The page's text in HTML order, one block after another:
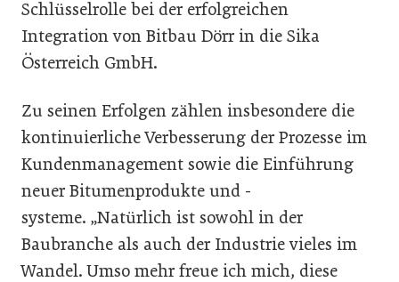
Schlüsselrolle bei der erfolgreichen
Integration von Bitbau Dörr in die Sika
Österreich GmbH.
Zu seinen Erfolgen zählen insbesondere die
kontinuierliche Verbesserung der Prozesse im
Kundenmanagement sowie die Einführung
neuer Bitumenprodukte und -
systeme. „Natürlich ist sowohl in der
Baubranche als auch der Industrie vieles im
Wandel. Umso mehr freue ich mich, diese